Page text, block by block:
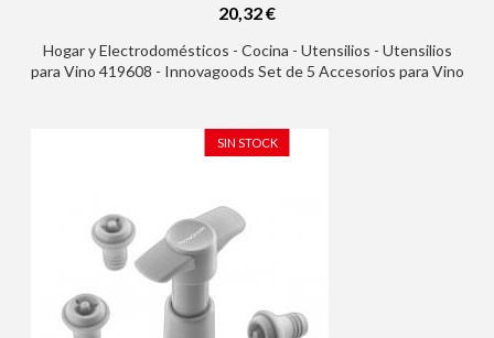
20,32 €
Hogar y Electrodomésticos - Cocina - Utensilios - Utensilios
para Vino 419608 - Innovagoods Set de 5 Accesorios para Vino
SIN STOCK